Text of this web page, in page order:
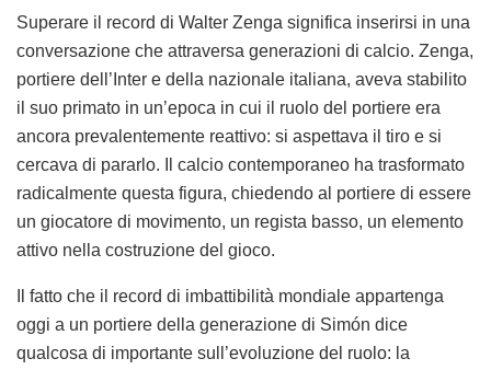
Superare il record di Walter Zenga significa inserirsi in una
conversazione che attraversa generazioni di calcio. Zenga,
portiere dell’Inter e della nazionale italiana, aveva stabilito
il suo primato in un’epoca in cui il ruolo del portiere era
ancora prevalentemente reattivo: si aspettava il tiro e si
cercava di pararlo. Il calcio contemporaneo ha trasformato
radicalmente questa figura, chiedendo al portiere di essere
un giocatore di movimento, un regista basso, un elemento
attivo nella costruzione del gioco.
Il fatto che il record di imbattibilità mondiale appartenga
oggi a un portiere della generazione di Simón dice
qualcosa di importante sull’evoluzione del ruolo: la